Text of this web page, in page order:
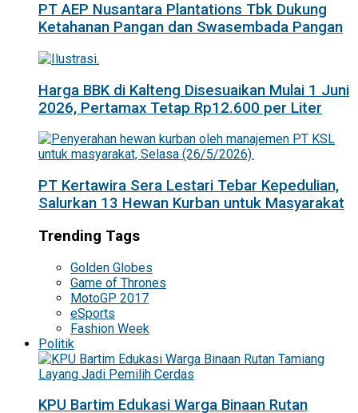
PT AEP Nusantara Plantations Tbk Dukung
Ketahanan Pangan dan Swasembada Pangan
Harga BBK di Kalteng Disesuaikan Mulai 1 Juni
2026, Pertamax Tetap Rp12.600 per Liter
PT Kertawira Sera Lestari Tebar Kepedulian,
Salurkan 13 Hewan Kurban untuk Masyarakat
Trending Tags
Golden Globes
Game of Thrones
MotoGP 2017
eSports
Fashion Week
Politik
KPU Bartim Edukasi Warga Binaan Rutan